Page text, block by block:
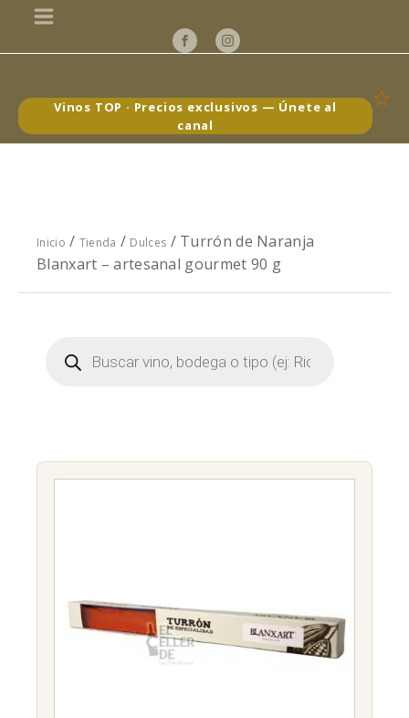
Vinos TOP · Precios exclusivos — Únete al
canal
Inicio / Tienda / Dulces / Turrón de Naranja
Blanxart – artesanal gourmet 90 g
Búsqueda